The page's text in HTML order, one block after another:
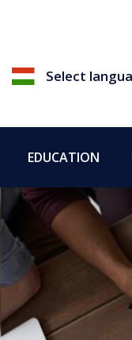
Select
EDUCATION